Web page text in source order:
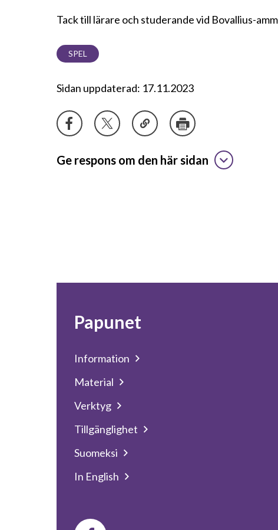
Tack till lärare och studerande vid Bovallius-
SPEL
Sidan uppdaterad: 17.11.2023
Ge respons om den här sidan
Papunet
Information
Material
Verktyg
Tillgänglighet
Suomeksi
In English